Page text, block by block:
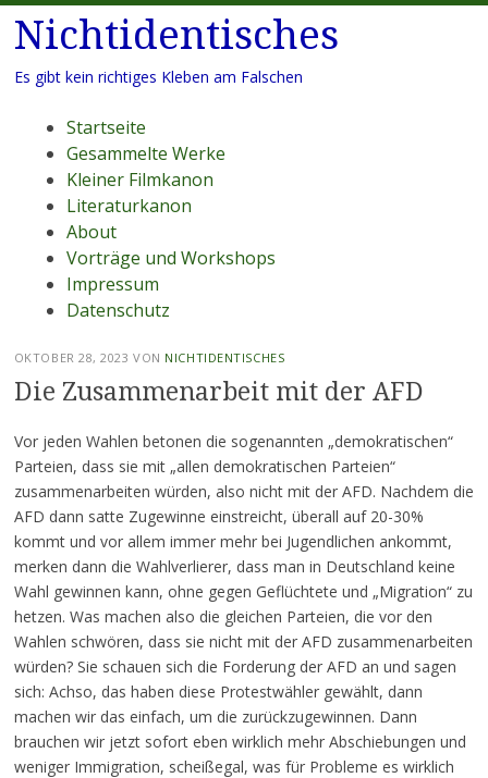
Nichtidentisches
Es gibt kein richtiges Kleben am Falschen
Menü
Zum
Inhalt
springen
Startseite
Gesammelte Werke
Kleiner Filmkanon
Literaturkanon
About
Vorträge und Workshops
Impressum
Datenschutz
OKTOBER 28, 2023 VON NICHTIDENTISCHES
Die Zusammenarbeit mit der AFD
Vor jeden Wahlen betonen die sogenannten „demokratischen“
Parteien, dass sie mit „allen demokratischen Parteien“
zusammenarbeiten würden, also nicht mit der AFD. Nachdem die
AFD dann satte Zugewinne einstreicht, überall auf 20-30%
kommt und vor allem immer mehr bei Jugendlichen ankommt,
merken dann die Wahlverlierer, dass man in Deutschland keine
Wahl gewinnen kann, ohne gegen Geflüchtete und „Migration“ zu
hetzen. Was machen also die gleichen Parteien, die vor den
Wahlen schwören, dass sie nicht mit der AFD zusammenarbeiten
würden? Sie schauen sich die Forderung der AFD an und sagen
sich: Achso, das haben diese Protestwähler gewählt, dann
machen wir das einfach, um die zurückzugewinnen. Dann
brauchen wir jetzt sofort eben wirklich mehr Abschiebungen und
weniger Immigration, scheißegal, was für Probleme es wirklich